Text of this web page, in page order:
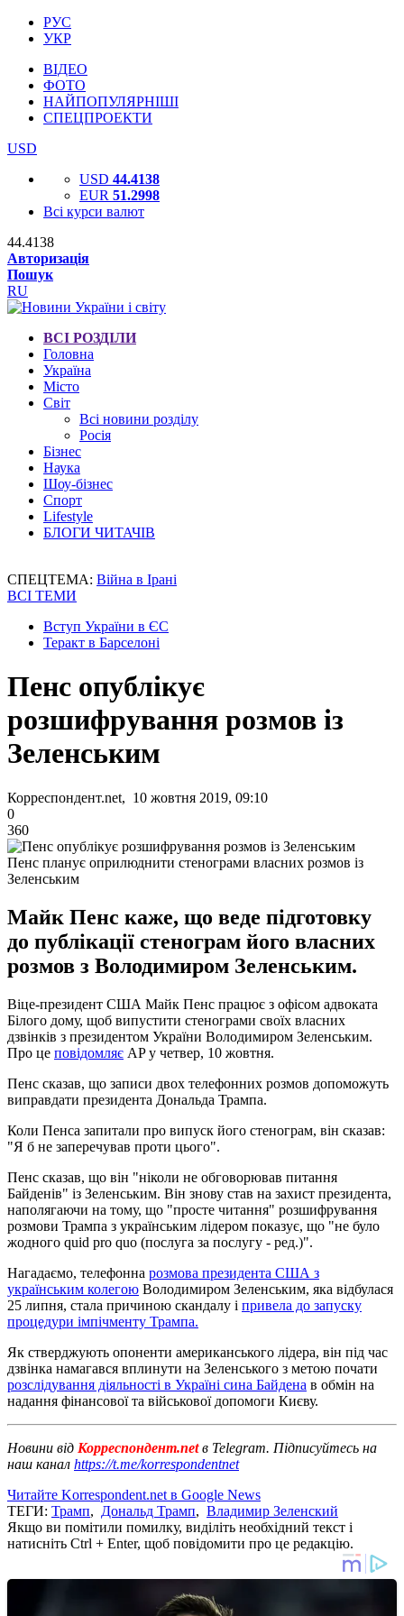
РУС
УКР
ВІДЕО
ФОТО
НАЙПОПУЛЯРНІШІ
СПЕЦПРОЕКТИ
USD
USD 44.4138
EUR 51.2998
Всі курси валют
44.4138
Авторизація
Пошук
RU
ВСІ РОЗДІЛИ
Головна
Україна
Місто
Світ
Всі новини розділу
Росія
Бізнес
Наука
Шоу-бізнес
Спорт
Lifestyle
БЛОГИ ЧИТАЧІВ
СПЕЦТЕМА: Війна в Ірані
ВСІ ТЕМИ
Вступ України в ЄС
Теракт в Барселоні
Пенс опублікує
розшифрування розмов із
Зеленським
Корреспондент.net, 10 жовтня 2019, 09:10
0
360
Пенс планує оприлюднити стенограми власних розмов із
Зеленським
Майк Пенс каже, що веде підготовку
до публікації стенограм його власних
розмов з Володимиром Зеленським.
Віце-президент США Майк Пенс працює з офісом адвоката
Білого дому, щоб випустити стенограми своїх власних
дзвінків з президентом України Володимиром Зеленським.
Про це повідомляє AP у четвер, 10 жовтня.
Пенс сказав, що записи двох телефонних розмов допоможуть
виправдати президента Дональда Трампа.
Коли Пенса запитали про випуск його стенограм, він сказав:
"Я б не заперечував проти цього".
Пенс сказав, що він "ніколи не обговорював питання
Байденів" із Зеленським. Він знову став на захист президента,
наполягаючи на тому, що "просте читання" розшифрування
розмови Трампа з українським лідером показує, що "не було
жодного quid pro quo (послуга за послугу - ред.)".
Нагадаємо, телефонна розмова президента США з
українським колегою Володимиром Зеленським, яка відбулася
25 липня, стала причиною скандалу і привела до запуску
процедури імпічменту Трампа.
Як стверджують опоненти американського лідера, він під час
дзвінка намагався вплинути на Зеленського з метою почати
розслідування діяльності в Україні сина Байдена в обмін на
надання фінансової та військової допомоги Києву.
Новини від Корреспондент.netв Telegram. Підписуйтесь на
наш канал https://t.me/korrespondentnet
Читайте Korrespondent.net в Google News
ТЕГИ: Трамп, Дональд Трамп, Владимир Зеленский
Якщо ви помітили помилку, виділіть необхідний текст і
натисніть Ctrl + Enter, щоб повідомити про це редакцію.